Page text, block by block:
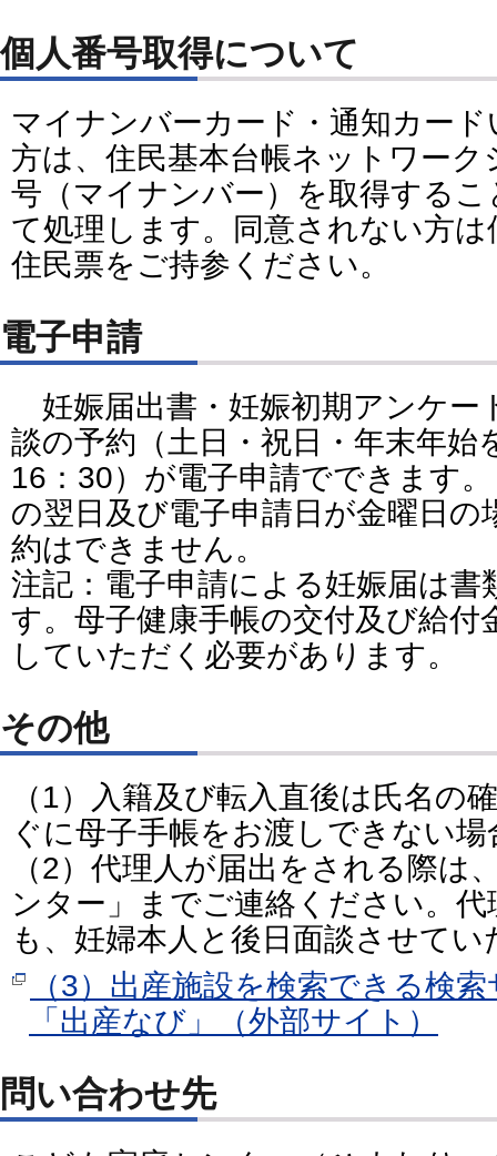
個人番号取得について
マイナンバーカード・通知カー
方は、住民基本台帳ネットワー
号（マイナンバー）を取得する
て処理します。同意されない方
住民票をご持参ください。
電子申請
妊娠届出書・妊娠初期アンケー
談の予約（土日・祝日・年末年始
16：30）が電子申請でできます
の翌日及び電子申請日が金曜日の
約はできません。
注記：電子申請による妊娠届は書
す。母子健康手帳の交付及び給付
していただく必要があります。
その他
（1）入籍及び転入直後は氏名の
ぐに母子手帳をお渡しできない
（2）代理人が届出をされる際は
ンター」までご連絡ください。
も、妊婦本人と後日面談させて
（3）出産施設を検索できる検
「出産なび」（外部サイト）
問い合わせ先